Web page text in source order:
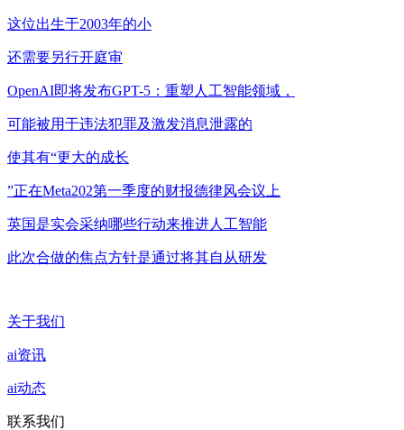
这位出生于2003年的小
还需要另行开庭审
OpenAI即将发布GPT-5：重塑人工智能领域，
可能被用于违法犯罪及激发消息泄露的
使其有“更大的成长
”正在Meta202第一季度的财报德律风会议上
英国是实会采纳哪些行动来推进人工智能
此次合做的焦点方针是通过将其自从研发
关于我们
ai资讯
ai动态
联系我们